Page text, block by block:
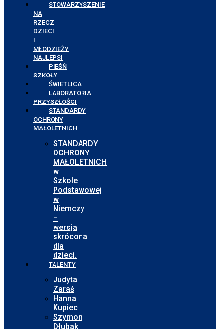
STOWARZYSZENIE
NA
RZECZ
DZIECI
I
MŁODZIEŻY
NAJLEPSI
PIEŚŃ
SZKOŁY
ŚWIETLICA
LABORATORIA
PRZYSZŁOŚCI
STANDARDY
OCHRONY
MAŁOLETNICH
STANDARDY
OCHRONY
MAŁOLETNICH
w
Szkole
Podstawowej
w
Niemczy
–
wersja
skrócona
dla
dzieci.
TALENTY
Judyta
Zaraś
Hanna
Kupiec
Szymon
Dłubak